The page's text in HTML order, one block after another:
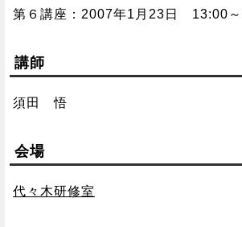
第６講座：2007年1月23日 13:00
講師
須田 悟
会場
代々木研修室